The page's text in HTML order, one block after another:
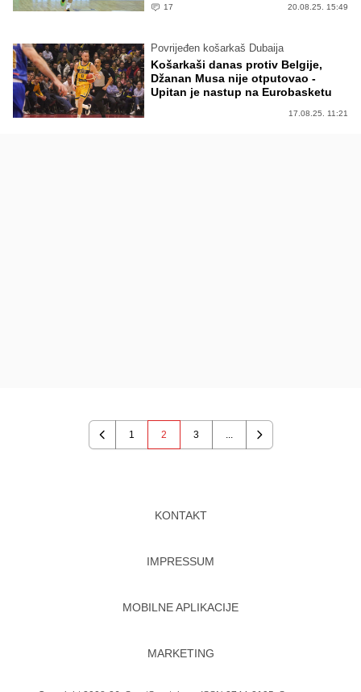
17 20.08.25. 15:49
Povrijeđen košarkaš Dubaija
Košarkaši danas protiv Belgije,
Džanan Musa nije otputovao -
Upitan je nastup na Eurobasketu
17.08.25. 11:21
Previous
1 2 3 ...
Next
KONTAKT
IMPRESSUM
MOBILNE APLIKACIJE
MARKETING